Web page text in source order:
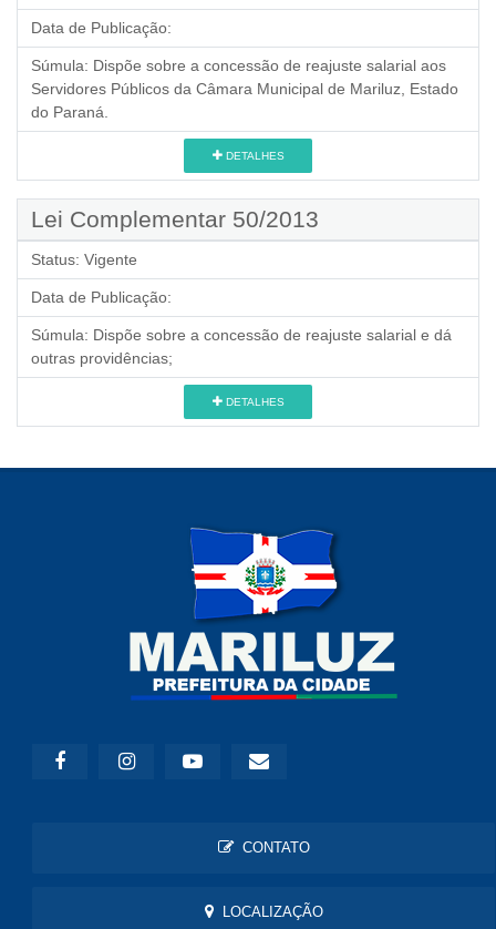
Data de Publicação:
Súmula: Dispõe sobre a concessão de reajuste salarial aos
Servidores Públicos da Câmara Municipal de Mariluz, Estado
do Paraná.
DETALHES
Lei Complementar 50/2013
Status: Vigente
Data de Publicação:
Súmula: Dispõe sobre a concessão de reajuste salarial e dá
outras providências;
DETALHES
CONTATO
LOCALIZAÇÃO